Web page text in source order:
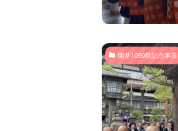
開基1090祭記念事業